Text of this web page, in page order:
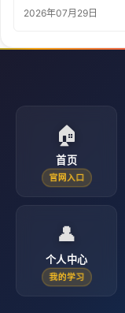
2026年07月29日
🏠
首页
官网入口
👤
个人中心
我的学习